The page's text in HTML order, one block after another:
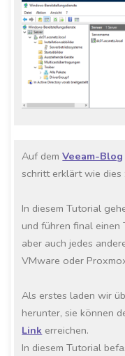
Auf demVeeam-Blog
schritt erklärt wie
In diesem Tutorial
und führen final einen
aber auch jedes
VMware oder
Als erstes laden wir
herunter, sie können
Link erreichen.
In diesem Tutorial